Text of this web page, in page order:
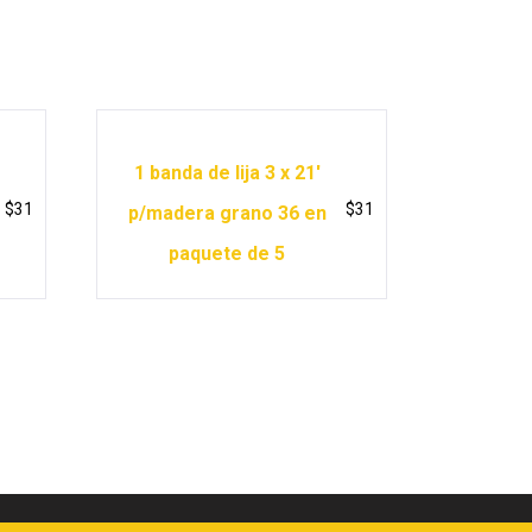
$31
1 banda de lija 3 x 21′
p/madera grano 36 en
paquete de 5
$31